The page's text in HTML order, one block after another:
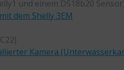
und einem DS18b20
dem Shelly 3EM
Kamera